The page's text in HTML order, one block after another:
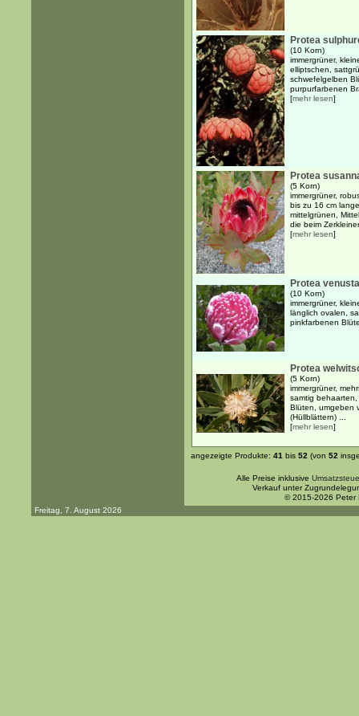
Protea
(10 Korn)
immergrüner,
elliptschen,
schwefelgelben
purpurfarbenen
[mehr lesen]
Protea
(5 Korn)
immergrüner,
bis zu 16 cm
mittelgrünen,
die beim
[mehr lesen]
Protea venusta
(10 Korn)
immergrüner,
länglich ovalen,
pinkfarbenen
Protea
(5 Korn)
immergrüner,
samtig
Blüten, umgeben
(Hüllblättern) ...
[mehr lesen]
angezeigte Produkte: 41 bis 52 (von 52
Alle Preise inklusive
Verkauf unter
© 2015-2026 Peter
Freitag, 7. August 2026